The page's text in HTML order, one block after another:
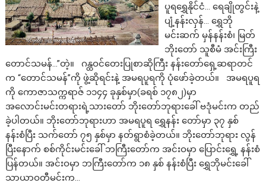
ပူရရွှေနိုင်ငံ… ရေချိုတွင်းနဲ့
ပျံ့နန်းလှန်… ရွှေဘို
မင်းဆက် မှန်နန်းစံ၊ မြတ်
ဘိုးတော် သူစီမံ အင်းကြီး
တောင်သမန်…”တဲ့။ ဂန္ထဝင်တေးပြုစာဆိုကြီး နန်းတော်ရှေ့ဆရာတင်
က “တောင်သမန်”ကို ဖွဲ့ဆိုရင်းနဲ့ အမရပူရကို ပုံဖော်ခဲ့တယ်။ အမရပူရ
ကို ကောဇာသက္ကရာဇ် ၁၁၄၄ ခုနှစ်မှာ(ခရစ် ၁၇၈၂)မှာ
အလောင်းမင်းတရားရဲ့သားတော် ဘိုးတော်ဘုရားခေါ် ဗဒုံမင်းက တည်
ခဲ့ပါတယ်။ ဘိုးတော်ဘုရားဟာ အမရပူရ ရွှေနန်း တော်မှာ ၃၇ နှစ်
နန်းစံပြီး သက်တော် ၇၅ နှစ်မှာ နတ်ရွာစံခဲ့တယ်။ ဘိုးတော်ဘုရား လွန်
ပြီးနောက် စစ်ကိုင်းမင်းခေါ် ဘကြီးတော်က အင်းဝမှာ ပြောင်းရွှေ့ နန်းစံ
ပြန်တယ်။ အင်းဝမှာ ဘကြီးတော်က ၁၈ နှစ် နန်းစံပြီး ရွှေဘိုမင်းခေါ်
သာယာဝတီမင်းက…